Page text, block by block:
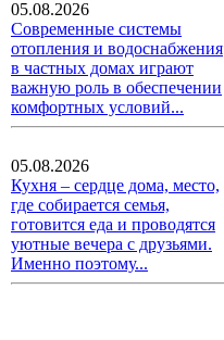
05.08.2026
Современные системы
отопления и водоснабжения
в частных домах играют
важную роль в обеспечении
комфортных условий...
05.08.2026
Кухня – сердце дома, место,
где собирается семья,
готовится еда и проводятся
уютные вечера с друзьями.
Именно поэтому...